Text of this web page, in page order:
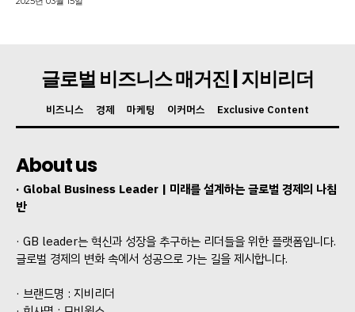
글로벌 비즈니스 매거진 | 지비리더
비즈니스 경제 마케팅 이커머스 Exclusive Content
About us
· Global Business Leader | 미래를 설계하는 글로벌 경제의 나침
반
· GB leader는 혁신과 성장을 추구하는 리더들을 위한 플랫폼입니다.
글로벌 경제의 변화 속에서 성공으로 가는 길을 제시합니다.
· 브랜드명 : 지비리더